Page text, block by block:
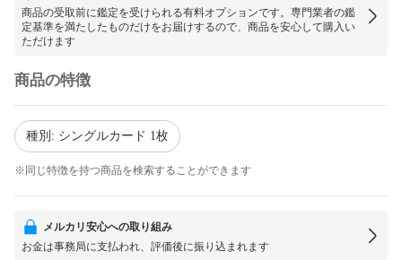
商品の受取前に鑑定を受けられる有料オプションです。専門業者の鑑
定基準を満たしたものだけをお届けするので、商品を安心して購入い
ただけます
商品の特徴
種別: シングルカード 1枚
※同じ特徴を持つ商品を検索することができます
メルカリ安心への取り組み
お金は事務局に支払われ、評価後に振り込まれます